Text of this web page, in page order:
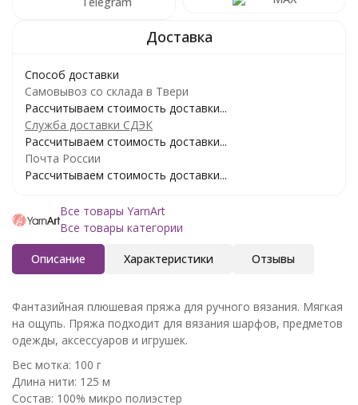
Способ доставки
Самовывоз со склада в Твери
Рассчитываем стоимость доставки...
Служба доставки СДЭК
Рассчитываем стоимость доставки...
Почта России
Рассчитываем стоимость доставки...
Все товары YarnArt
Все товары категории
Описание Характеристики Отзывы
Фантазийная плюшевая пряжа для ручного вязания. Мягкая
на ощупь. Пряжа подходит для вязания шарфов, предметов
одежды, аксессуаров и игрушек.
Вес мотка: 100 г
Длина нити: 125 м
Состав: 100% микро полиэстер